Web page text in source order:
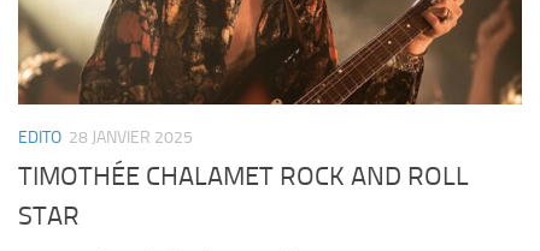
EDITO 28 JANVIER 2025
TIMOTHÉE CHALAMET ROCK AND ROLL
STAR